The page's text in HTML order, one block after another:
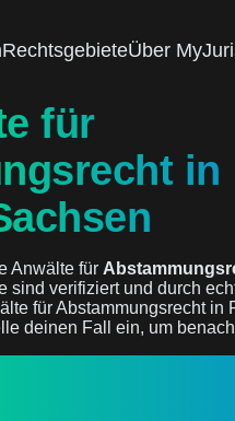
RechtsgebieteÜber
für
in
Anwälte für
sind verifiziert und durch
für Abstammungsrecht in
deinen Fall ein, um